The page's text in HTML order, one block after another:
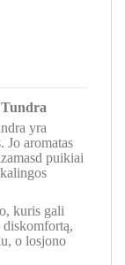
yra
aromatas
puikiai
kuris gali
diskomfortą,
o losjono